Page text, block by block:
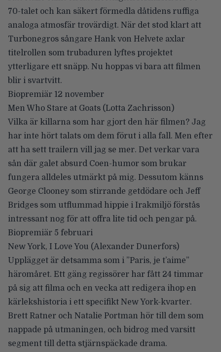
70-talet och kan säkert förmedla dåtidens ruffiga
analoga atmosfär trovärdigt. När det stod klart att
Turbonegros sångare Hank von Helvete axlar
titelrollen som trubaduren lyftes projektet
ytterligare ett snäpp. Nu hoppas vi bara att filmen
blir i svartvitt.
Biopremiär 12 november
Men Who Stare at Goats (Lotta Zachrisson)
Vilka är killarna som har gjort den här filmen? Jag
har inte hört talats om dem förut i alla fall. Men efter
att ha sett trailern vill jag se mer. Det verkar vara
sån där galet absurd Coen-humor som brukar
fungera alldeles utmärkt på mig. Dessutom känns
George Clooney som stirrande getdödare och Jeff
Bridges som utflummad hippie i Irakmiljö förstås
intressant nog för att offra lite tid och pengar på.
Biopremiär 5 februari
New York, I Love You (Alexander Dunerfors)
Upplägget är detsamma som i ”Paris, je t’aime”
häromåret. Ett gäng regissörer har fått 24 timmar
på sig att filma och en vecka att redigera ihop en
kärlekshistoria i ett specifikt New York-kvarter.
Brett Ratner och Natalie Portman hör till dem som
nappade på utmaningen, och bidrog med varsitt
segment till detta stjärnspäckade drama.